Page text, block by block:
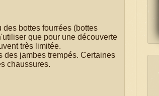
bottes fourrées (bottes
que pour une découverte
très limitée.
des jambes trempés. Certaines
chaussures.